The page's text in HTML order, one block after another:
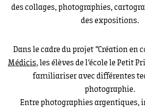
des collages, photographies,
des expositions.
Dans le cadre du projet "Création en
Médicis, les élèves de l'école le Petit
familiariser avec différentes
photographie.
Entre photographies argentiques,